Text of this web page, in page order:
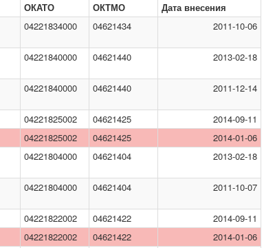
ОКАТО ОКТМО
Дата внесения
04221834000 04621434 2011-10-06
04221840000 04621440 2013-02-18
04221840000 04621440 2011-12-14
04221825002 04621425
2014-09-11
04221825002 04621425
2014-01-06
04221804000 04621404 2013-02-18
04221804000 04621404 2011-10-07
04221822002 04621422
2014-09-11
04221822002 04621422
2014-01-06